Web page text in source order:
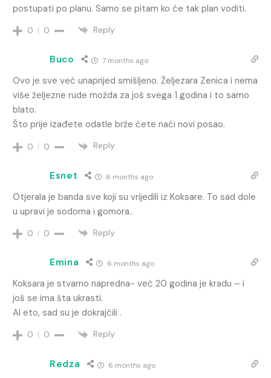
postupati po planu. Samo se pitam ko će tak plan voditi.
0 0 Reply
Buco 7 months ago
Ovo je sve već unaprijed smišljeno. Željezara Zenica i nema
više željezne rude možda za još svega 1 godina i to samo
blato.
Što prije izađete odatle brže ćete naći novi posao.
0 0 Reply
Esnet 6 months ago
Otjerala je banda sve koji su vrijedili iz Koksare. To sad dole
u upravi je sodoma i gomora..
0 0 Reply
Emina 6 months ago
Koksara je stvarno napredna- već 20 godina je kradu – i
još se ima šta ukrasti.
Al eto, sad su je dokrajčili .
0 0 Reply
Redza 6 months ago